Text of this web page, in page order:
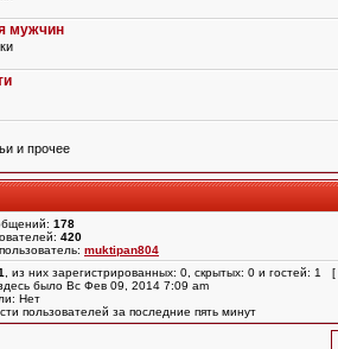
мужчин
и прочее
178
420
muktipan804
, из них зарегистрированных: 0, скрытых: 0 и гостей: 1 [
было Вс Фев 09, 2014 7:09 am
Нет
пользователей за последние пять минут